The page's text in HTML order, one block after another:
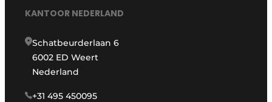
KANTOOR NEDERLAND
Schatbeurderlaan 6
6002 ED Weert
Nederland
+31 495 450095